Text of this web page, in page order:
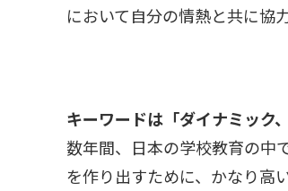
において自分の情熱と共に協
キーワードは「ダイナミック
数年間、日本の学校教育の中
を作り出すために、かなり高